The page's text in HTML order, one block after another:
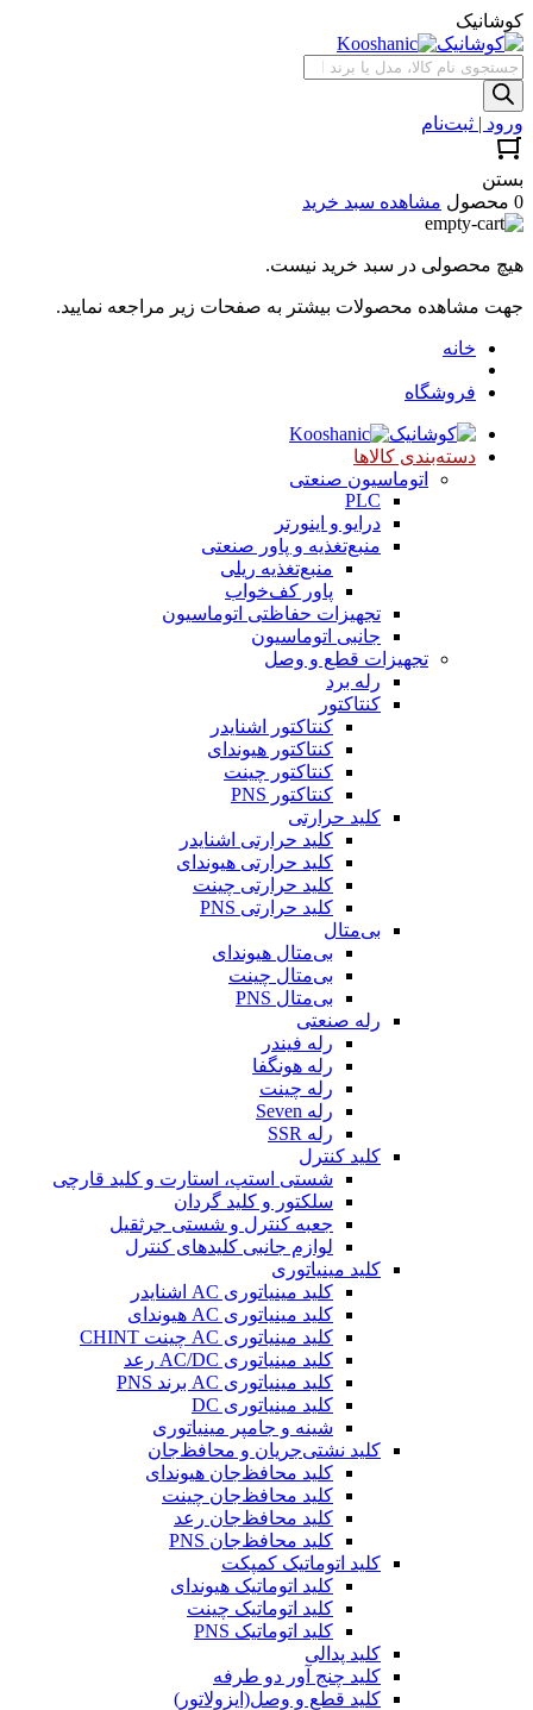
کوشانیک
جستجوی
محصولات
ورود | ثبت‌نام
بستن
0 محصول
مشاهده سبد خرید
هیچ محصولی در سبد خرید نیست.
جهت مشاهده محصولات بیشتر به صفحات زیر مراجعه نمایید.
خانه
فروشگاه
دسته‌بندی کالاها
اتوماسیون صنعتی
PLC
درایو و اینورتر
منبع‌تغذیه و پاور صنعتی
منبع‌تغذیه ریلی
پاور کف‌خواب
تجهیزات حفاظتی اتوماسیون
جانبی اتوماسیون
تجهیزات قطع و وصل
رله برد
کنتاکتور
کنتاکتور اشنایدر
کنتاکتور هیوندای
کنتاکتور چینت
کنتاکتور PNS
کلید حرارتی
کلید حرارتی اشنایدر
کلید حرارتی هیوندای
کلید حرارتی چینت
کلید حرارتی PNS
بی‌متال
بی‌متال هیوندای
بی‌متال چینت
بی‌متال PNS
رله صنعتی
رله فیندر
رله هونگفا
رله چینت
رله Seven
رله SSR
کلید کنترل
شستی استپ، استارت و کلید قارچی
سلکتور و کلید گردان
جعبه کنترل و شستی جرثقیل
لوازم جانبی کلیدهای کنترل
کلید مینیاتوری
کلید مینیاتوری AC اشنایدر
کلید مینیاتوری AC هیوندای
کلید مینیاتوری AC چینت CHINT
کلید مینیاتوری AC/DC رعد
کلید مینیاتوری AC برند PNS
کلید مینیاتوری DC
شینه و جامپر مینیاتوری
کلید نشتی‌جریان و محافظ‌جان
کلید محافظ‌جان هیوندای
کلید محافظ‌جان چینت
کلید محافظ‌جان رعد
کلید محافظ‌جان PNS
کلید اتوماتیک کمپکت
کلید اتوماتیک هیوندای
کلید اتوماتیک چینت
کلید اتوماتیک PNS
کلید پدالی
کلید چنج آور دو طرفه
کلید قطع و وصل(ایزولاتور)